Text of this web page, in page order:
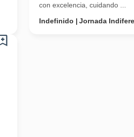
con excelencia, cuidando ...
Indefinido
Jornada